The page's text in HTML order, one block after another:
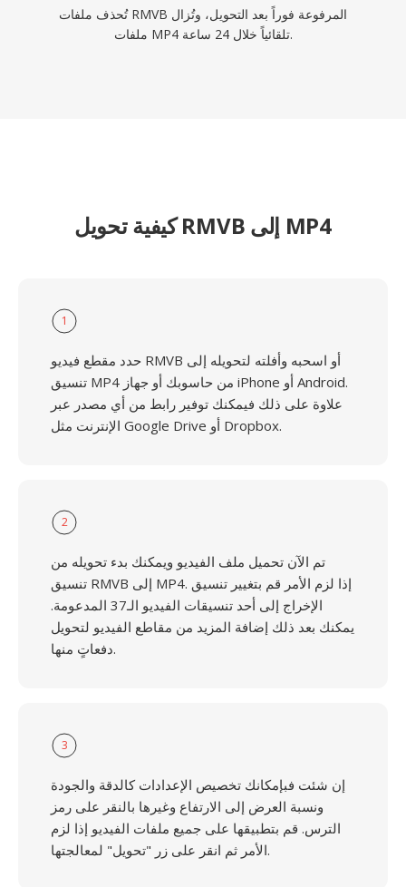
تُحذف ملفات RMVB المرفوعة فوراً بعد التحويل، وتُزال
ملفات MP4 تلقائياً خلال 24 ساعة.
كيفية تحويل RMVB إلى MP4
1
حدد مقطع فيديو RMVB أو اسحبه وأفلته لتحويله إلى
تنسيق MP4 من حاسوبك أو جهاز iPhone أو Android.
علاوة على ذلك فيمكنك توفير رابط من أي مصدر عبر
الإنترنت مثل Google Drive أو Dropbox.
2
تم الآن تحميل ملف الفيديو ويمكنك بدء تحويله من
تنسيق RMVB إلى MP4. إذا لزم الأمر قم بتغيير تنسيق
الإخراج إلى أحد تنسيقات الفيديو الـ37 المدعومة.
يمكنك بعد ذلك إضافة المزيد من مقاطع الفيديو لتحويل
دفعاتٍ منها.
3
إن شئت فبإمكانك تخصيص الإعدادات كالدقة والجودة
ونسبة العرض إلى الارتفاع وغيرها بالنقر على رمز
الترس. قم بتطبيقها على جميع ملفات الفيديو إذا لزم
الأمر ثم انقر على زر "تحويل" لمعالجتها.